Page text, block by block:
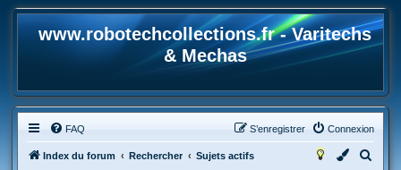
www.robotechcollections.fr - Varitechs
& Mechas
FAQ Connexion
S’enregistrer
Index du forum Rechercher Sujets actifs